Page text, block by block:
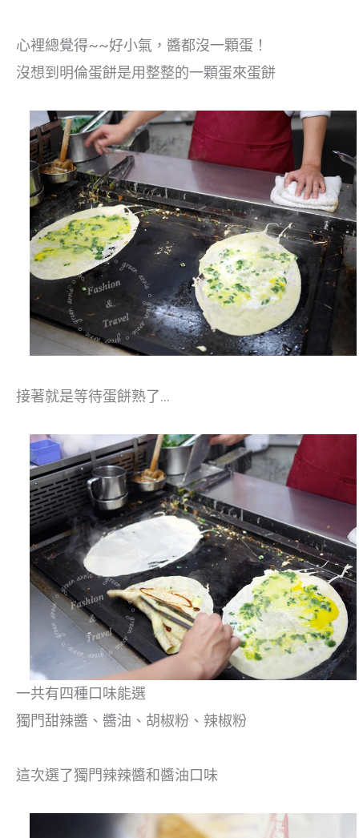
心裡總覺得~~好小氣，醬都沒一顆蛋！
沒想到明倫蛋餅是用整整的一顆蛋來蛋餅
接著就是等待蛋餅熟了…
一共有四種口味能選
獨門甜辣醬、醬油、胡椒粉、辣椒粉
這次選了獨門辣辣醬和醬油口味